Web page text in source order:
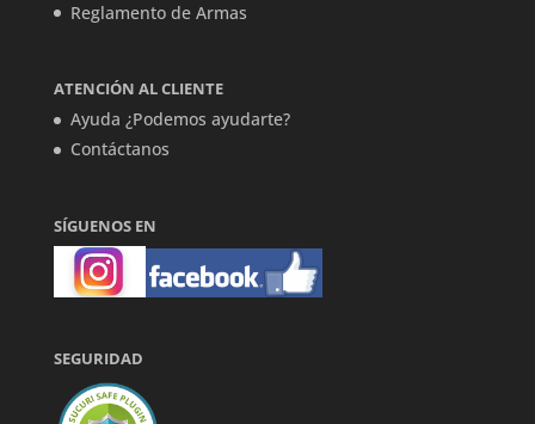
Reglamento de Armas
ATENCIÓN AL CLIENTE
Ayuda ¿Podemos ayudarte?
Contáctanos
SÍGUENOS EN
SEGURIDAD